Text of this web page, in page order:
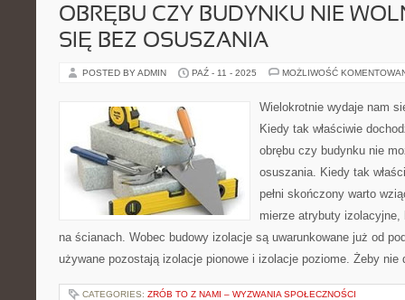
OBRĘBU CZY BUDYNKU NIE
SIĘ BEZ OSUSZANIA
POSTED BY ADMIN PAŹ - 11 - 2025 MOŻLIWOŚĆ
Wielokrotnie wydaje nam
Kiedy tak właściwie
obrębu czy budynku nie
osuszania. Kiedy tak
pełni skończony warto
mierze atrybuty izolacyjne,
na ścianach. Wobec budowy izolacje są uwarunkowane już od
używane pozostają izolacje pionowe i izolacje poziome. Żeby
CATEGORIES: ZRÓB TO Z NAMI – WYZWANIA SPOŁECZNOŚCI